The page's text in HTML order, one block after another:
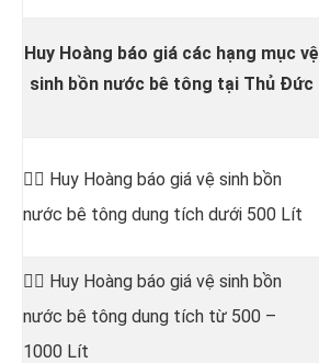
Huy Hoàng báo giá các hạng mục vệ
sinh bồn nước bê tông tại Thủ Đức
👷‍♂️ Huy Hoàng báo giá vệ sinh bồn
nước bê tông dung tích dưới 500 Lít
👷‍♂️ Huy Hoàng báo giá vệ sinh bồn
nước bê tông dung tích từ 500 –
1000 Lít